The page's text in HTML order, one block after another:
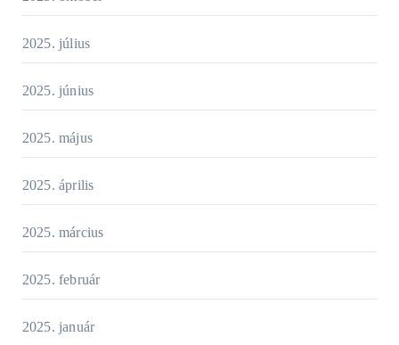
2025. július
2025. június
2025. május
2025. április
2025. március
2025. február
2025. január